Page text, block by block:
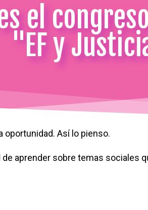
el
"EF y
oportunidad. Así lo pienso.
de aprender sobre temas sociales